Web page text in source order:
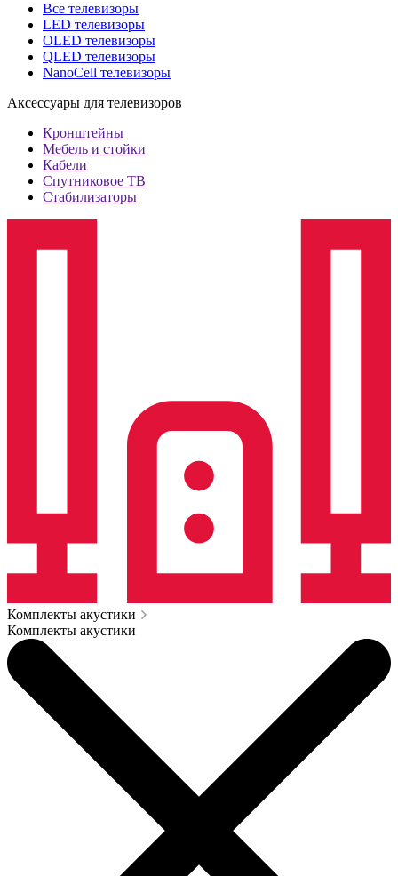
Все телевизоры
LED телевизоры
OLED телевизоры
QLED телевизоры
NanoCell телевизоры
Аксессуары для телевизоров
Кронштейны
Мебель и стойки
Кабели
Спутниковое ТВ
Стабилизаторы
Комплекты акустики
Комплекты акустики